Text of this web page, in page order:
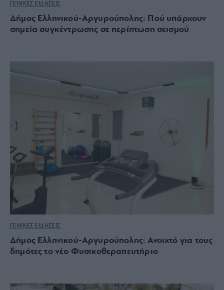
ΓΕΝΙΚΕΣ ΕΙΔΗΣΕΙΣ
Δήμος Ελληνικού-Αργυρούπολης: Πού υπάρχουν
σημεία συγκέντρωσης σε περίπτωση σεισμού
ΓΕΝΙΚΕΣ ΕΙΔΗΣΕΙΣ
Δήμος Ελληνικού-Αργυρούπολης: Ανοιχτό για τους
δημότες το νέο Φυσικοθεραπευτήριο